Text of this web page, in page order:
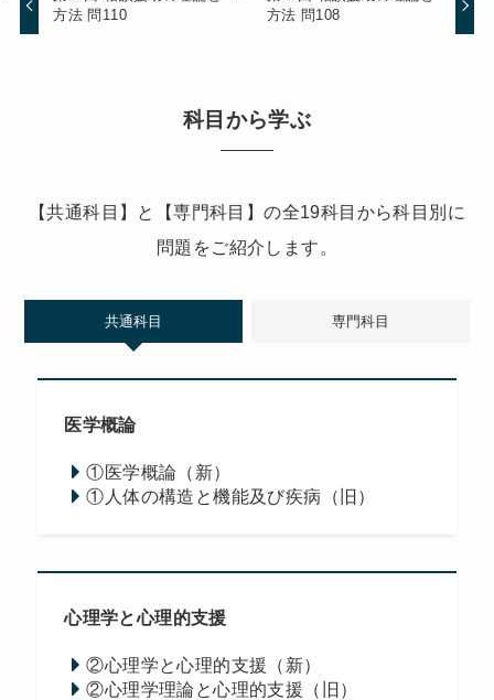
方法 問110
方法 問108
科目から学ぶ
【共通科目】と【専門科目】の全19科目から科目別に
問題をご紹介します。
共通科目 専門科目
医学概論
①医学概論（新）
①人体の構造と機能及び疾病（旧）
心理学と心理的支援
②心理学と心理的支援（新）
②心理学理論と心理的支援（旧）